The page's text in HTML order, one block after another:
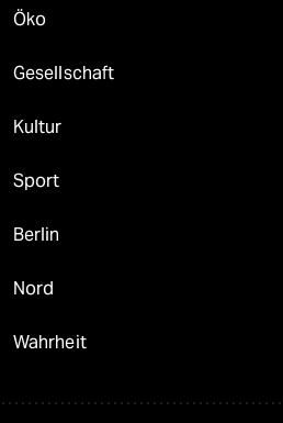
Öko
Gesellschaft
Kultur
Sport
Berlin
Nord
Wahrheit